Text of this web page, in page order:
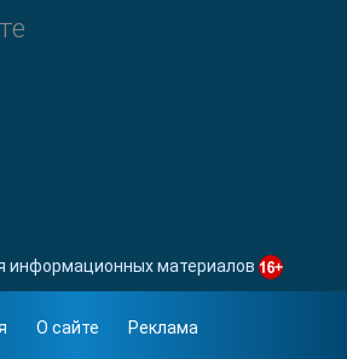
информационных материалов
О сайте Реклама